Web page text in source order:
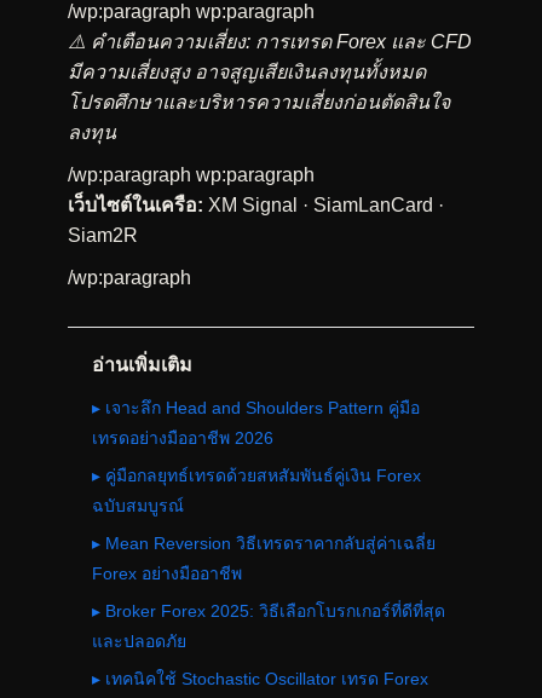
/wp:paragraph wp:paragraph
⚠️ คำเตือนความเสี่ยง: การเทรด Forex และ CFD
มีความเสี่ยงสูง อาจสูญเสียเงินลงทุนทั้งหมด
โปรดศึกษาและบริหารความเสี่ยงก่อนตัดสินใจ
ลงทุน
/wp:paragraph wp:paragraph
เว็บไซต์ในเครือ: XM Signal · SiamLanCard ·
Siam2R
/wp:paragraph
อ่านเพิ่มเติม
▸ เจาะลึก Head and Shoulders Pattern คู่มือ
เทรดอย่างมืออาชีพ 2026
▸ คู่มือกลยุทธ์เทรดด้วยสหสัมพันธ์คู่เงิน Forex
ฉบับสมบูรณ์
▸ Mean Reversion วิธีเทรดราคากลับสู่ค่าเฉลี่ย
Forex อย่างมืออาชีพ
▸ Broker Forex 2025: วิธีเลือกโบรกเกอร์ที่ดีที่สุด
และปลอดภัย
▸ เทคนิคใช้ Stochastic Oscillator เทรด Forex